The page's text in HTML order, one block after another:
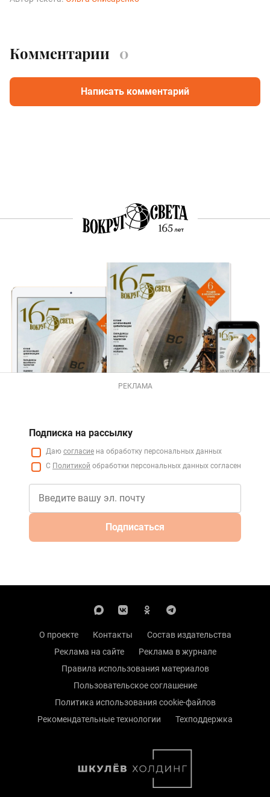
Комментарии 0
Написать комментарий
РЕКЛАМА
Подписка на рассылку
Даю согласие на обработку персональных данных
С Политикой обработки персональных данных согласен
Подписаться
О проекте Контакты
Состав издательства
Реклама на сайте
Реклама в журнале
Правила использования материалов
Пользовательское соглашение
Политика использования cookie-файлов
Рекомендательные технологии
Техподдержка